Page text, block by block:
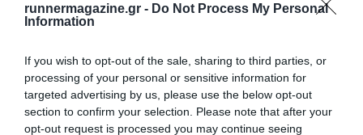
runnermagazine.gr - Do Not Process My Personal
Information
If you wish to opt-out of the sale, sharing to third parties, or
processing of your personal or sensitive information for
targeted advertising by us, please use the below opt-out
section to confirm your selection. Please note that after your
opt-out request is processed you may continue seeing
Kopoukis Theodoros 4:53:30
Vasilopoulos Ioannis 5:22:02 4:29:15